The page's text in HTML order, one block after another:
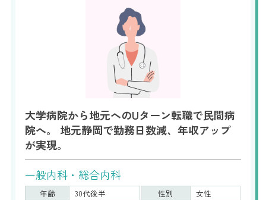
大学病院から地元へのUターン転職で民間病
院へ。 地元静岡で勤務日数減、年収アップ
が実現。
一般内科・総合内科
年齢 30代後半 性別
女性